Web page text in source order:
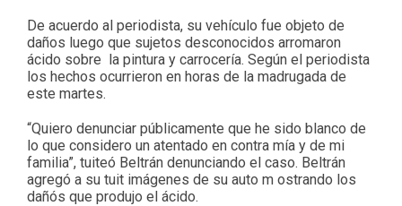
De acuerdo al periodista, su vehículo fue objeto de
daños luego que sujetos desconocidos arromaron
ácido sobre la pintura y carrocería. Según el periodista
los hechos ocurrieron en horas de la madrugada de
este martes.
“Quiero denunciar públicamente que he sido blanco de
lo que considero un atentado en contra mía y de mi
familia”, tuiteó Beltrán denunciando el caso. Beltrán
agregó a su tuit imágenes de su auto m ostrando los
dañós que produjo el ácido.